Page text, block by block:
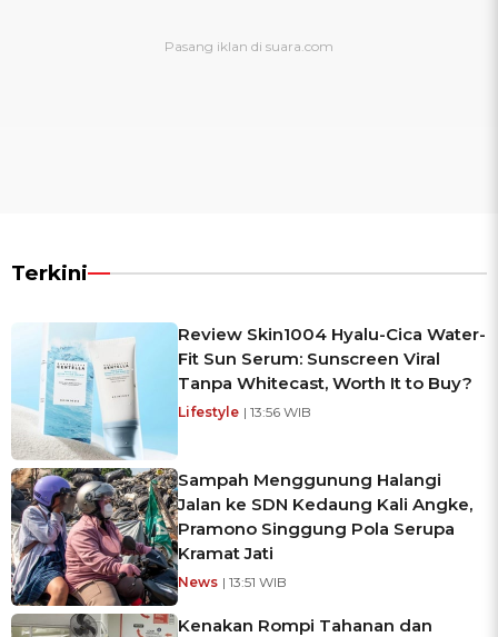
Terkini
Review Skin1004 Hyalu-Cica Water-
Fit Sun Serum: Sunscreen Viral
Tanpa Whitecast, Worth It to Buy?
Lifestyle | 13:56 WIB
Sampah Menggunung Halangi
Jalan ke SDN Kedaung Kali Angke,
Pramono Singgung Pola Serupa
Kramat Jati
News | 13:51 WIB
Kenakan Rompi Tahanan dan